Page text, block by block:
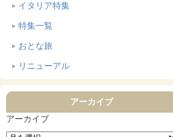
イタリア特集
特集一覧
おとな旅
リニューアル
アーカイブ
アーカイブ